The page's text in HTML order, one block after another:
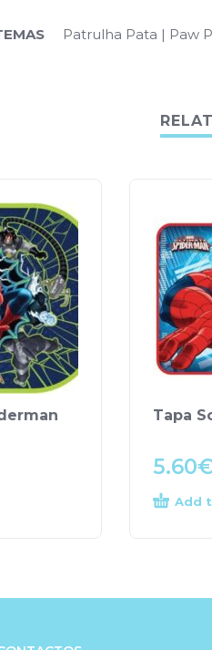
Patrulha Pata | Paw
Tapa
5.60
Add